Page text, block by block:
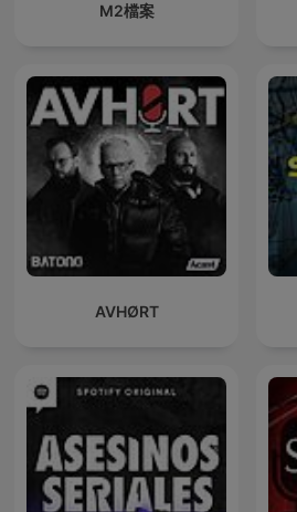
M2檔案
AVHØRT